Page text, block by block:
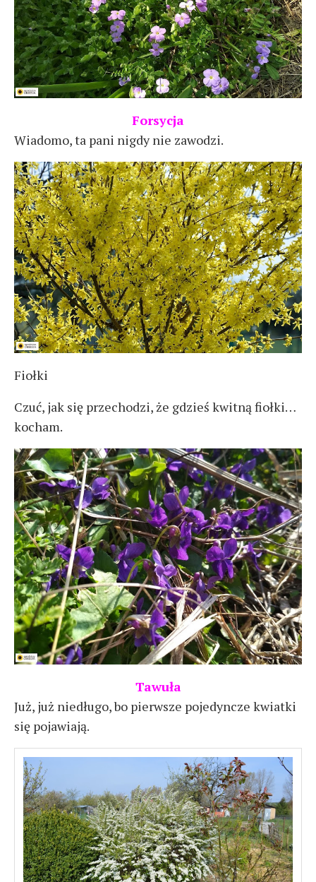
Forsycja
Wiadomo, ta pani nigdy nie zawodzi.
Fiołki
Czuć, jak się przechodzi, że gdzieś kwitną fiołki…
kocham.
Tawuła
Już, już niedługo, bo pierwsze pojedyncze kwiatki
się pojawiają.